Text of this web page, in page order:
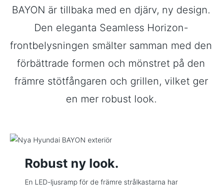
BAYON är tillbaka med en djärv, ny design.
Den eleganta Seamless Horizon-
frontbelysningen smälter samman med den
förbättrade formen och mönstret på den
främre stötfångaren och grillen, vilket ger
en mer robust look.
Robust ny look.
En LED-ljusramp för de främre strålkastarna har